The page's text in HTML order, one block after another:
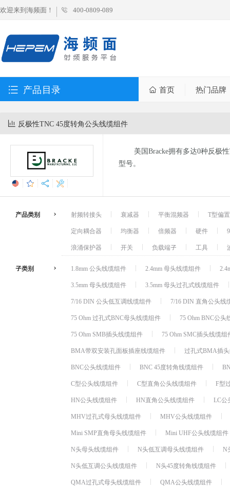
欢迎来到海频面！ 400-0809-089
产品目录 首页 热门品牌
反极性TNC 45度转角公头线缆组件
美国Bracke拥有多达0种反极
型号。
产品类别 射频转接头 衰减器 平衡混频器
T型偏
定向耦合器
均衡器 倍频器 硬件
浪涌保护器
开关 负载端子 工具
子类别 1.8mm 公头线缆组件 2.4mm 母头线缆组件
3.5mm 母头线缆组件
3.5mm 母头过孔式线缆组件
7/16 DIN 公头低互调线缆组件
7/16 DIN 直角公头线
75 Ohm 过孔式BNC母头线缆组件
75 Ohm BNC公头
75 Ohm SMB插头线缆组件
75 Ohm SMC插头线缆组
BMA带双安装孔面板插座线缆组件
过孔式BMA插
BNC公头线缆组件
BNC 45度转角线缆组件
C型公头线缆组件
C型直角公头线缆组件
F型
HN公头线缆组件
HN直角公头线缆组件
LC公
MHV过孔式母头线缆组件
MHV公头线缆组件
Mini SMP直角母头线缆组件
Mini UHF公头线缆组件
N头母头线缆组件
N头低互调母头线缆组件
N
N头低互调公头线缆组件
N头45度转角线缆组件
QMA过孔式母头线缆组件
QMA公头线缆组件